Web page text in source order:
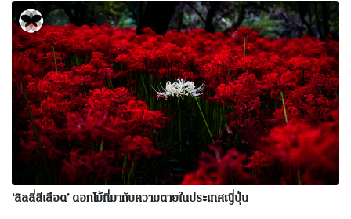
‘ลิลลี่สีเลือด’ ดอกไม้ที่มากับความตายในประเทศญี่ปุ่น